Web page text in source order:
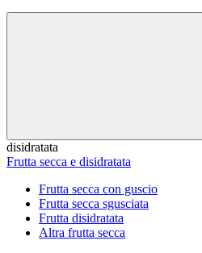
disidratata
Frutta secca e disidratata
Frutta secca con guscio
Frutta secca sgusciata
Frutta disidratata
Altra frutta secca